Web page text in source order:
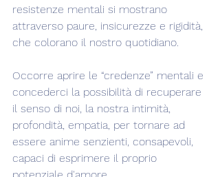
resistenze mentali si mostrano
attraverso paure, insicurezze e rigidità,
che colorano il nostro quotidiano.
Occorre aprire le “credenze” mentali e
concederci la possibilità di recuperare
il senso di noi, la nostra intimità,
profondità, empatia, per tornare ad
essere anime senzienti, consapevoli,
capaci di esprimere il proprio